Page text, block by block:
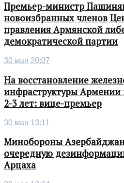
Премьер-министр
новоизбранных членов
правления Армянской
демократической партии
30 мая 20:07
На восстановление
инфраструктуры Армении
2-3 лет: вице-премьер
30 мая 13:11
Минобороны
очередную
Арцаха